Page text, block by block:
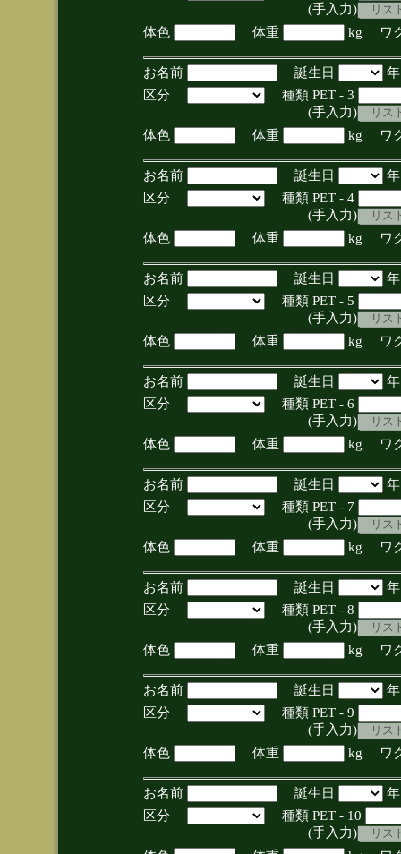
(手入力)
体色
体重 kg ワ
お名前 誕生日
区分
種類 PET - 3
(手入力)
体色
体重 kg ワ
お名前 誕生日
区分
種類 PET - 4
(手入力)
体色
体重 kg ワ
お名前 誕生日
区分
種類 PET - 5
(手入力)
体色
体重 kg ワ
お名前 誕生日
区分
種類 PET - 6
(手入力)
体色
体重 kg ワ
お名前 誕生日
区分
種類 PET - 7
(手入力)
体色
体重 kg ワ
お名前 誕生日
区分
種類 PET - 8
(手入力)
体色
体重 kg ワ
お名前 誕生日
区分
種類 PET - 9
(手入力)
体色
体重 kg ワ
お名前 誕生日
区分
種類 PET - 10
(手入力)